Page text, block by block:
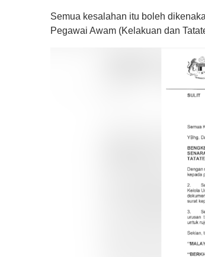
d
s
Semua kesalahan itu boleh
Pegawai Awam (Kelakuan dan